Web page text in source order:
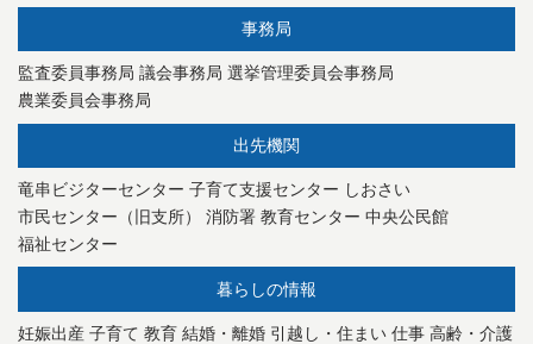
事務局
監査委員事務局 議会事務局 選挙管理委員会事務局
農業委員会事務局
出先機関
竜串ビジターセンター 子育て支援センター しおさい
市民センター（旧支所）
消防署 教育センター 中央公民館
福祉センター
暮らしの情報
妊娠出産 子育て 教育 結婚・離婚 引越し・住まい 仕事 高齢・介護